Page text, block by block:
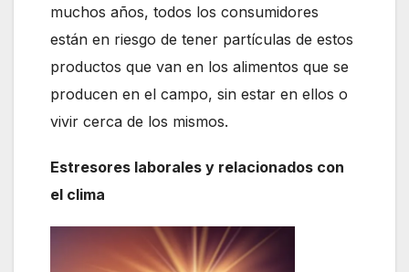
muchos años, todos los consumidores
están en riesgo de tener partículas de estos
productos que van en los alimentos que se
producen en el campo, sin estar en ellos o
vivir cerca de los mismos.
Estresores laborales y relacionados con
el clima